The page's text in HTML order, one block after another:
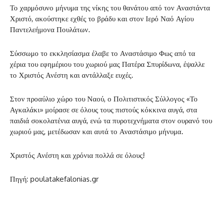
Το χαρμόσυνο μήνυμα της νίκης του θανάτου από τον Αναστάντα
Χριστό, ακούστηκε εχθές το βράδυ και στον Ιερό Ναό Αγίου
Παντελεήμονα Πουλάτων.
Σύσσωμο το εκκλησίασμα έλαβε το Αναστάσιμο Φως από τα
χέρια του εφημέριου του χωριού μας Πατέρα Σπυρίδωνα, έψαλλε
το Χριστός Ανέστη και αντάλλαξε ευχές.
Στον προαύλιο χώρο του Ναού, ο Πολιτιστικός Σύλλογος «Το
Αγκαλάκι» μοίρασε σε όλους τους πιστούς κόκκινα αυγά, στα
παιδιά σοκολατένια αυγά, ενώ τα πυροτεχνήματα στον ουρανό του
χωριού μας, μετέδωσαν και αυτά το Αναστάσιμο μήνυμα.
Χριστός Ανέστη και χρόνια πολλά σε όλους!
Πηγή: poulatakefalonias.gr